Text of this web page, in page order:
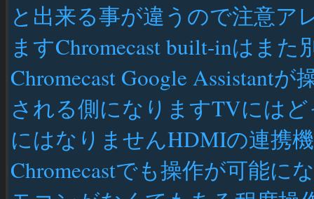
と出来る事が違うので注意ア
ますChromecast built-inはま
Chromecast Google Assistant
される側になりますTVには
にはなりませんHDMIの連携
Chromecastでも操作が可能